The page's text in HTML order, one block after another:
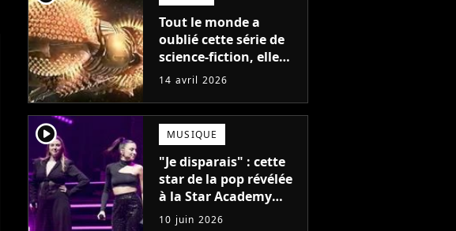
Tout le monde a
oublié cette série de
science-fiction, elle
était pourtant vendue
Trek
14 avril 2026
player2 MUSIQUE
"Je disparais" : cette
star de la pop révélée
à la Star Academy
met en pause sa
10 juin 2026